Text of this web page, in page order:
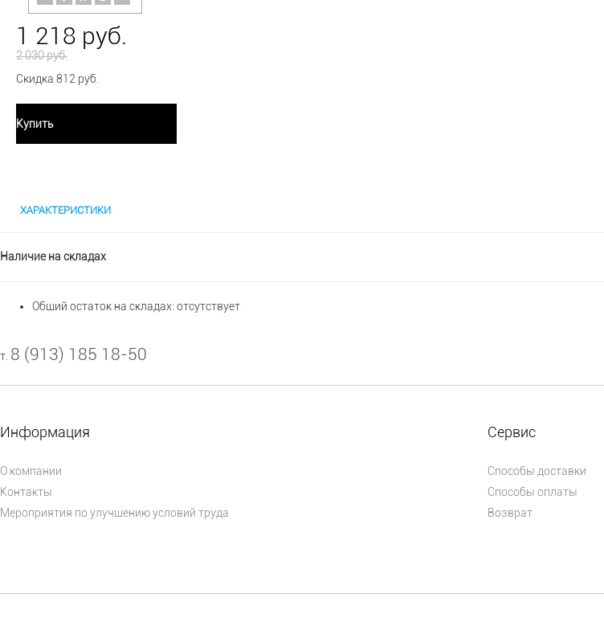
1 218 руб.
2 030 руб.
Скидка 812 руб.
Купить
ХАРАКТЕРИСТИКИ
Наличие на складах
Общий остаток на складах: отсутствует
т. 8 (913) 185 18-50
Информация
О компании
Контакты
Мероприятия по улучшению условий труда
Сервис
Способы доставки
Способы оплаты
Возврат